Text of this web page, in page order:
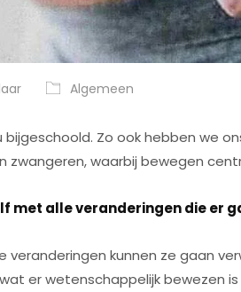
Algemeen
Zo ook hebben we
zwangeren, waarbij bewegen
met alle veranderingen die er
veranderingen kunnen ze gaan
er wetenschappelijk bewezen is